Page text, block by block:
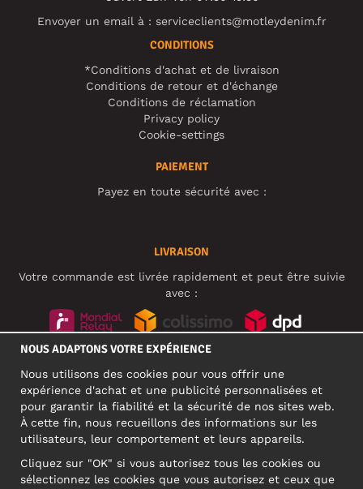
Envoyer un email à : serviceclients@motleydenim.fr
CONDITIONS
*Conditions d'achat et de livraison
Conditions de retour et d'échange
Conditions de réclamation
Privacy policy
Cookie-settings
PAIEMENT
Payez en toute sécurité avec :
LIVRAISON
Votre commande est livrée rapidement et peut être suivie
avec :
ADRESSE PROFESSIONNELLE
Narva mnt 5, EE-10117 Tallinn
Reg: 12356245
NOUS ADAPTONS VOTRE EXPÉRIENCE
Nous utilisons des cookies pour vous offrir une
expérience d'achat et une publicité personnalisées et
pour garantir la fiabilité et la sécurité de nos sites web.
À cette fin, nous recueillons des informations sur les
utilisateurs, leur comportement et leurs appareils.
Cliquez sur "OK" si vous autorisez tous les cookies ou
sélectionnez les cookies que vous autorisez et ceux que